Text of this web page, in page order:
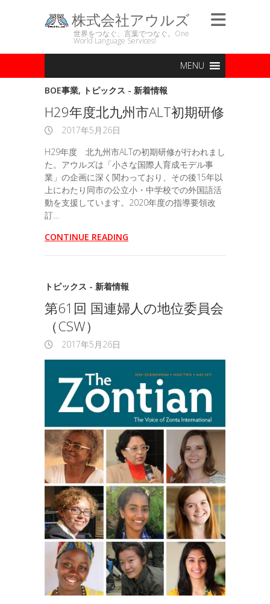
株式会社アウルズ
世界をつなぐ、言葉でつなぐ。One
World Language Services!
MENU
BOE事業, トピックス - 新着情報
H29年度北九州市ALT初期研修
2017年5月26日
H29年度 北九州市ALTの初期研修が行われまし
た。アウルズは「小さな国際人育成モデル事
業」の企画に深く関わっており、その後15年以
上にわたり同市の公立小・中学校での外国語活
動を支援しています。2020年度の指導要領改
訂…
CONTINUE READING
トピックス - 新着情報
第61回 国連婦人の地位委員会
（CSW）
2017年5月26日